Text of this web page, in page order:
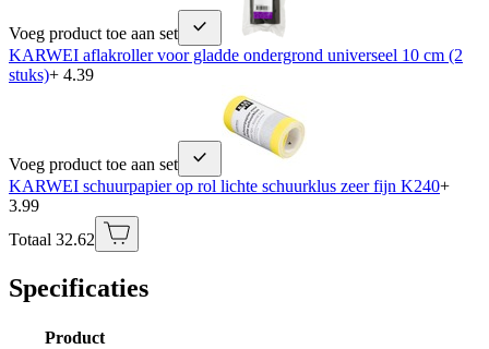
Voeg product toe aan set
KARWEI aflakroller voor gladde ondergrond universeel 10 cm (2
stuks)+ 4.39
Voeg product toe aan set
KARWEI schuurpapier op rol lichte schuurklus zeer fijn K240+
3.99
Totaal 32.62
Specificaties
Product